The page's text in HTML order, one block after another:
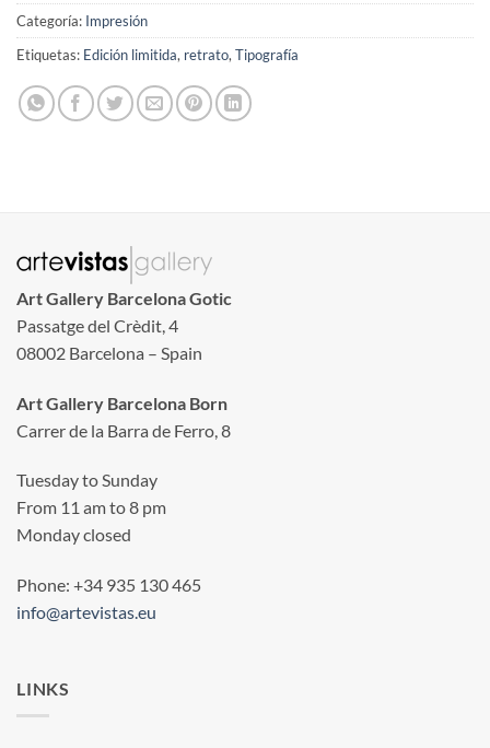
Categoría: Impresión
Etiquetas: Edición limitida, retrato, Tipografía
Art Gallery Barcelona Gotic
Passatge del Crèdit, 4
08002 Barcelona – Spain
Art Gallery Barcelona Born
Carrer de la Barra de Ferro, 8
Tuesday to Sunday
From 11 am to 8 pm
Monday closed
Phone: +34 935 130 465
info@artevistas.eu
LINKS